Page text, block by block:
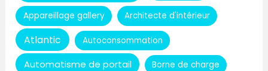
Appareillage gallery Architecte d'intérieur
Atlantic Autoconsommation
Automatisme de portail Borne de charge